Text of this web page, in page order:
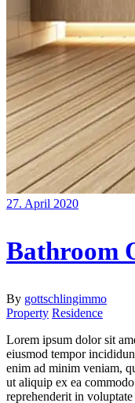
27. April 2020
Bathroom
By gottschlingimmo
Property Residence
Lorem ipsum dolor sit
eiusmod tempor
enim ad minim veniam,
ut aliquip ex ea
reprehenderit in